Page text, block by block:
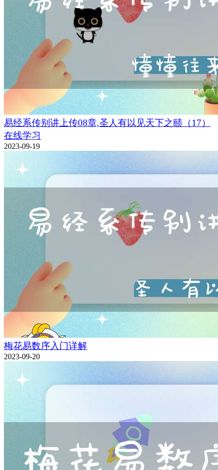
易经系传别讲上传08章,圣人有以见天下之赜（17）
在线学习
2023-09-19
梅花易数序入门详解
2023-09-20